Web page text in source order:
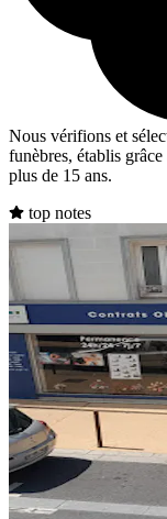
Nous vérifions et
funèbres, établis
plus de 15 ans.
top notes